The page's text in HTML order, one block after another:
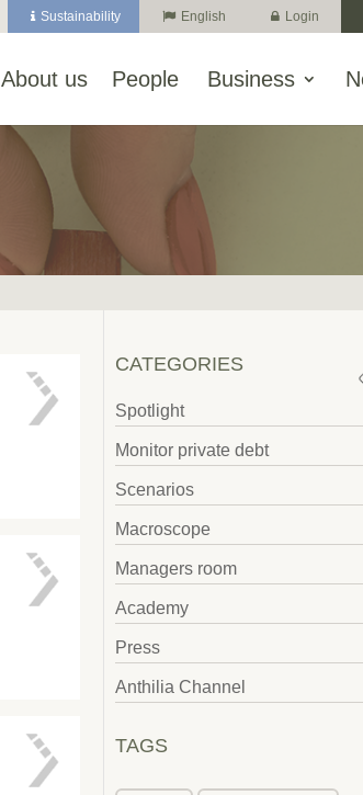
Sustainability English Login
About us People Business
CATEGORIES
Spotlight
Monitor private debt
Scenarios
Macroscope
Managers room
Academy
Press
Anthilia Channel
TAGS